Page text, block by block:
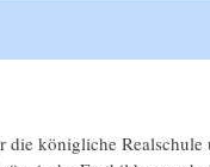
die königliche